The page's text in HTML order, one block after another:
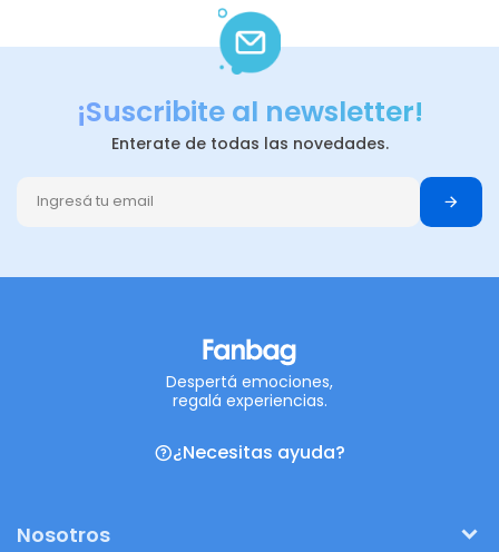
¡Suscribite al newsletter!
Enterate de todas las novedades.
Despertá emociones,
regalá experiencias.
¿Necesitas ayuda?
Nosotros